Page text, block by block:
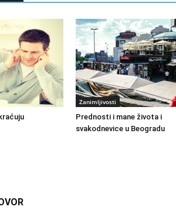
Zanimljivosti
Prednosti i mane života i
svakodnevice u Beogradu